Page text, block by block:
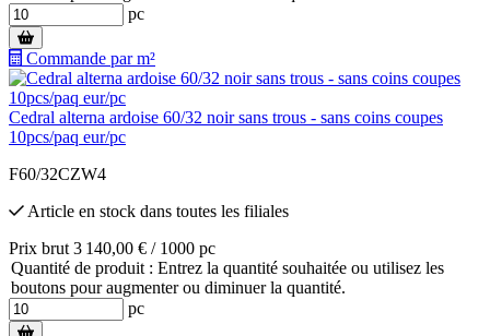
pc
Commande par m²
Cedral alterna ardoise 60/32 noir sans trous - sans coins coupes
10pcs/paq eur/pc
F60/32CZW4
Article en stock dans toutes les filiales
Prix brut 3 140,00 € / 1000 pc
Quantité de produit : Entrez la quantité souhaitée ou utilisez les
boutons pour augmenter ou diminuer la quantité.
pc